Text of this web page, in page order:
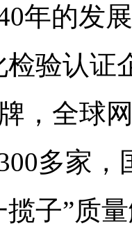
年的发
检验认证
，全球
多家，
揽子”质